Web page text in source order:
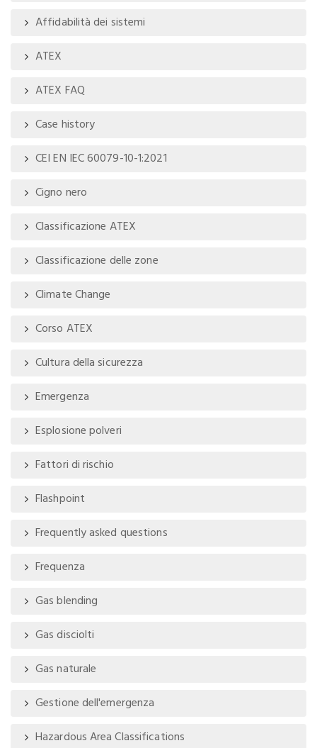
Affidabilità dei sistemi
ATEX
ATEX FAQ
Case history
CEI EN IEC 60079-10-1:2021
Cigno nero
Classificazione ATEX
Classificazione delle zone
Climate Change
Corso ATEX
Cultura della sicurezza
Emergenza
Esplosione polveri
Fattori di rischio
Flashpoint
Frequently asked questions
Frequenza
Gas blending
Gas disciolti
Gas naturale
Gestione dell'emergenza
Hazardous Area Classifications